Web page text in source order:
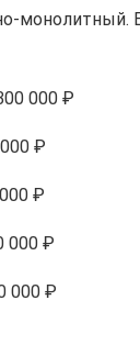
монолитный.
000 ₽
₽
₽
000 ₽
000 ₽